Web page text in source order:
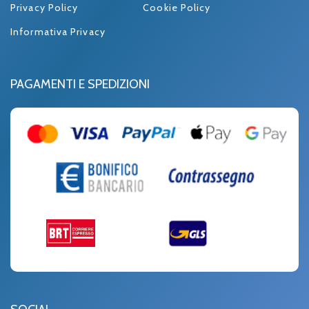
Privacy Policy
Cookie Policy
Informativa Privacy
PAGAMENTI E SPEDIZIONI